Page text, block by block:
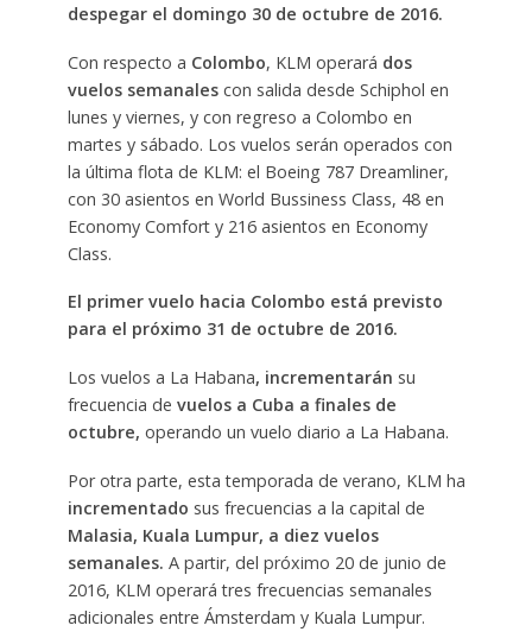
despegar el domingo 30 de octubre de 2016.
Con respecto a Colombo, KLM operará dos
vuelos semanales con salida desde Schiphol en
lunes y viernes, y con regreso a Colombo en
martes y sábado. Los vuelos serán operados con
la última flota de KLM: el Boeing 787 Dreamliner,
con 30 asientos en World Bussiness Class, 48 en
Economy Comfort y 216 asientos en Economy
Class.
El primer vuelo hacia Colombo está previsto
para el próximo 31 de octubre de 2016.
Los vuelos a La Habana, incrementarán su
frecuencia de vuelos a Cuba a finales de
octubre, operando un vuelo diario a La Habana.
Por otra parte, esta temporada de verano, KLM ha
incrementado sus frecuencias a la capital de
Malasia, Kuala Lumpur, a diez vuelos
semanales. A partir, del próximo 20 de junio de
2016, KLM operará tres frecuencias semanales
adicionales entre Ámsterdam y Kuala Lumpur.